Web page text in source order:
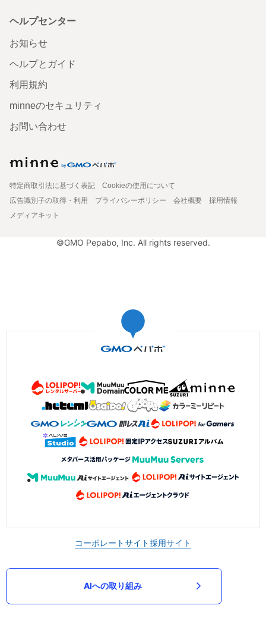
ヘルプセンター
お知らせ
ヘルプとガイド
利用規約
minneのセキュリティ
お問い合わせ
特定商取引法に基づく表記
Cookieの使用について
広告識別子の取得・利用
プライバシーポリシー 会社概要
採用情報
メディアキット
©GMO Pepabo, Inc. All rights reserved.
コーポレートサイト採用サイト
AIへの取り組み